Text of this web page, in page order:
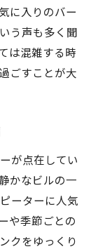
に入りのバー
う声も多く聞
は混雑する時
ごすことが大
が点在してい
かなビルの一
ーターに人気
や季節ごとの
クをゆっくり